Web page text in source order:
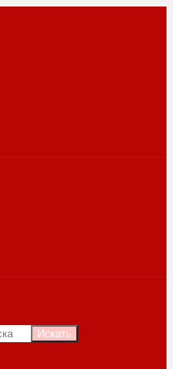
Искать